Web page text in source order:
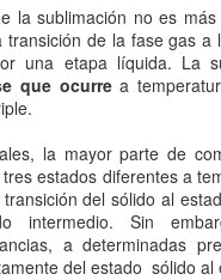
la sublimación no es
transición de la fase gas a
una etapa líquida. La
que ocurrea
la mayor parte de
estados diferentes a
del sólido al
intermedio. Sin
a determinadas
del estado sólido al